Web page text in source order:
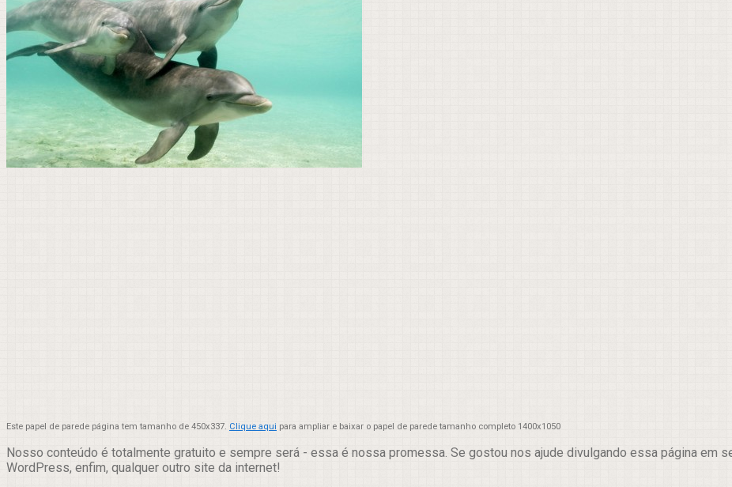
Este papel de parede página tem tamanho de 450x337. Clique aqui para ampliar e baixar o papel de parede tamanho completo 1400x1050
Nosso conteúdo é totalmente gratuito e sempre será - essa é nossa promessa. Se gostou nos ajude divulgando essa página em
WordPress, enfim, qualquer outro site da internet!